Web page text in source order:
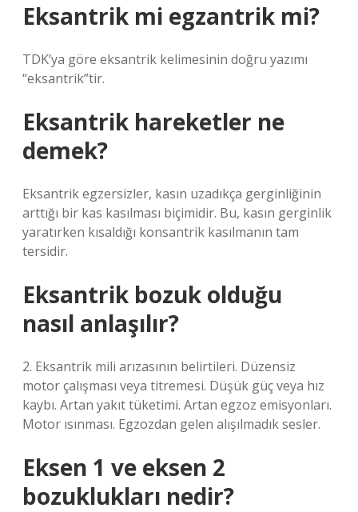
Eksantrik mi egzantrik mi?
TDK’ya göre eksantrik kelimesinin doğru yazımı
“eksantrik”tir.
Eksantrik hareketler ne
demek?
Eksantrik egzersizler, kasın uzadıkça gerginliğinin
arttığı bir kas kasılması biçimidir. Bu, kasın gerginlik
yaratırken kısaldığı konsantrik kasılmanın tam
tersidir.
Eksantrik bozuk olduğu
nasıl anlaşılır?
2. Eksantrik mili arızasının belirtileri. Düzensiz
motor çalışması veya titremesi. Düşük güç veya hız
kaybı. Artan yakıt tüketimi. Artan egzoz emisyonları.
Motor ısınması. Egzozdan gelen alışılmadık sesler.
Eksen 1 ve eksen 2
bozuklukları nedir?